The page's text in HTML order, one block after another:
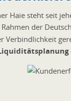
Haie steht seit
der
Verbindlichkeit